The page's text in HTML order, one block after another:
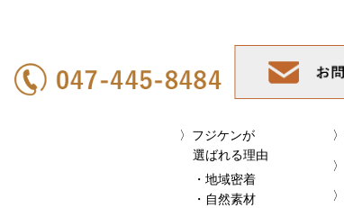
フジケンが
選ばれる理由
・地域密着
・自然素材